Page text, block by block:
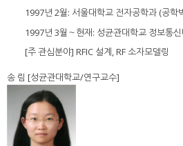
1997년 2월: 서울대학교 전자공학과 (공학
1997년 3월～현재: 성균관대학교 정보통
[주 관심분야] RFIC 설계, RF 소자모델링
송 림 [성균관대학교/연구교수]